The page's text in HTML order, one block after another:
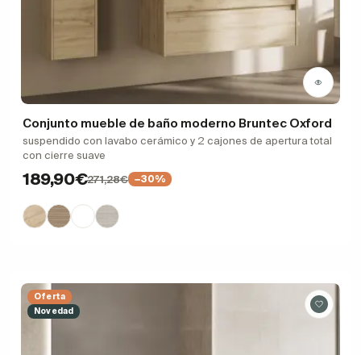
Conjunto mueble de baño moderno Bruntec Oxford
suspendido con lavabo cerámico y 2 cajones de apertura total
con cierre suave
189,90€271,28€ −30%
Oferta
Novedad